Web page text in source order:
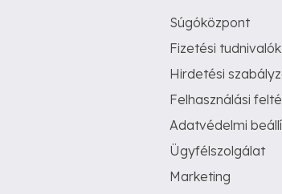
Súgóközpont
Fizetési
Hirdetési
Felhasználási
Adatvédelmi
Ügyfélszolgálat
Marketing